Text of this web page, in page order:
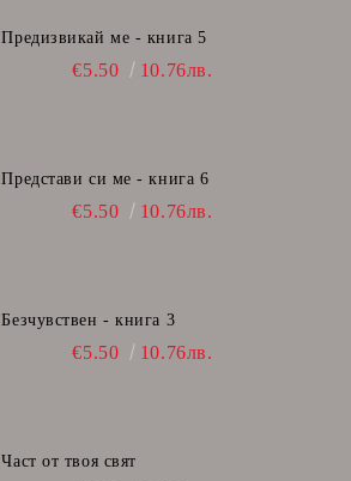
Предизвикай ме - книга 5
€5.50 10.76лв.
Представи си ме - книга 6
€5.50 10.76лв.
Безчувствен - книга 3
€5.50 10.76лв.
Част от твоя свят